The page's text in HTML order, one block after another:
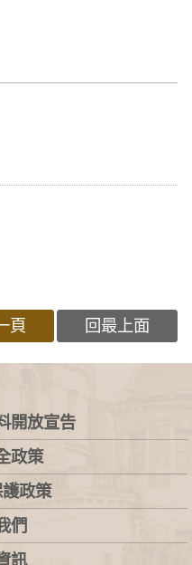
頁 回最上面
開放宣告
政策
政策
們
訊